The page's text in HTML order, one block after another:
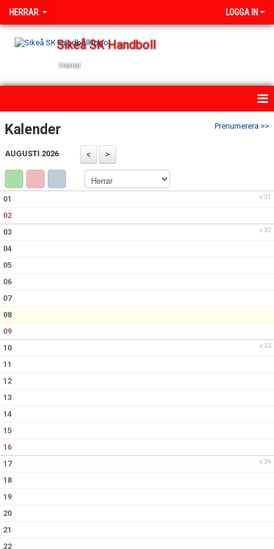
HERRAR LOGGA IN
Sikeå SK Handboll
Herrar
HEM
NYHETER
TRUPPEN
BILDGALLERI
KONTAKT
MATCHER
Prenumerera >>
Kalender
AUGUSTI 2026
v.31
01
02
v.32
03
04
05
06
07
08
09
v.33
10
11
12
13
14
15
16
v.34
17
18
19
20
21
22